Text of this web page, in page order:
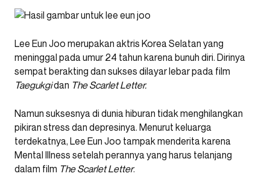
Lee Eun Joo merupakan aktris Korea Selatan yang
meninggal pada umur 24 tahun karena bunuh diri. Dirinya
sempat berakting dan sukses dilayar lebar pada film
Taegukgidan The Scarlet Letter.
Namun suksesnya di dunia hiburan tidak menghilangkan
pikiran stress dan depresinya. Menurut keluarga
terdekatnya, Lee Eun Joo tampak menderita karena
Mental Illness setelah perannya yang harus telanjang
dalam film The Scarlet Letter.